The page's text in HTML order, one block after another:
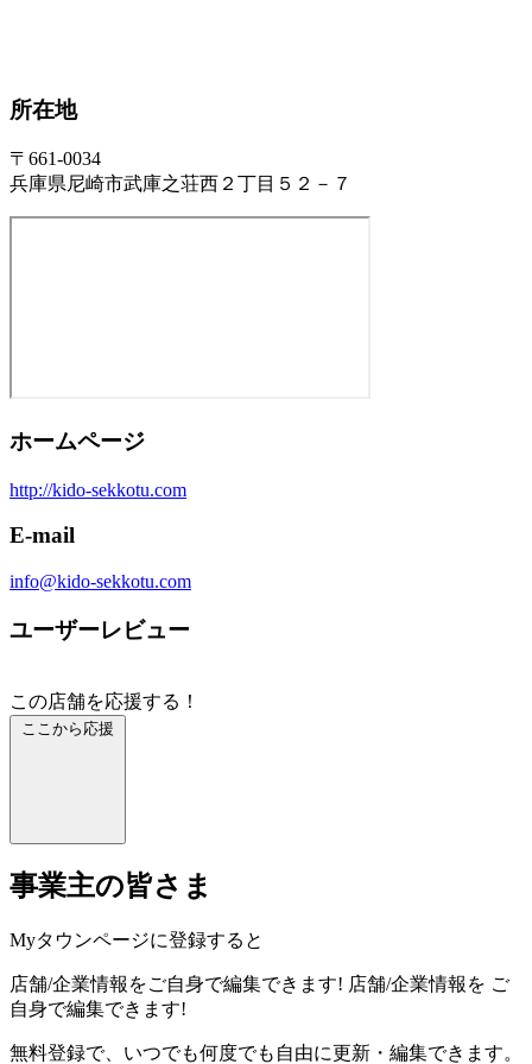
所在地
〒661-0034
兵庫県尼崎市武庫之荘西２丁目５２－７
ホームページ
http://kido-sekkotu.com
E-mail
info@kido-sekkotu.com
ユーザーレビュー
この店舗を応援する！
ここから応援
事業主の皆さま
Myタウンページに登録すると
店舗/企業情報をご自身で編集できます! 店舗/企業情報を ご
自身で編集できます!
無料登録で、いつでも何度でも自由に更新・編集できます。